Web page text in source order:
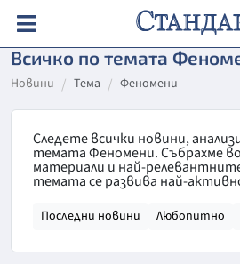
Всичко по темата
Новини Тема Феномени
Следете всички новини,
темата Феномени. Събрахме
материали и най-
темата се развива най-
Последни новини Любопитно